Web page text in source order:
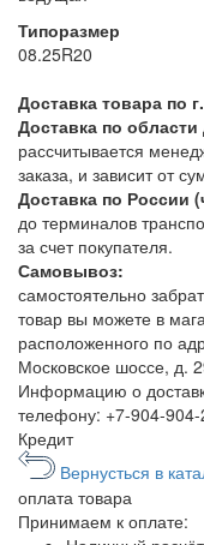
Типоразмер
08.25R20
Доставка товара по
Доставка по
рассчитывается
заказа, и зависит от
Доставка по России
до терминалов
за счет покупателя.
Самовывоз:
самостоятельно
товар вы можете в
расположенного по
Московское шоссе, д.
Информацию о
телефону: +7-904-
Кредит
Вернусться в
оплата товара
Принимаем к оплате: